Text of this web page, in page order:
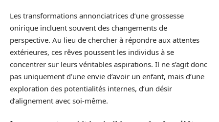
Les transformations annonciatrices d’une grossesse
onirique incluent souvent des changements de
perspective. Au lieu de chercher à répondre aux attentes
extérieures, ces rêves poussent les individus à se
concentrer sur leurs véritables aspirations. Il ne s’agit donc
pas uniquement d’une envie d’avoir un enfant, mais d’une
exploration des potentialités internes, d’un désir
d’alignement avec soi-même.